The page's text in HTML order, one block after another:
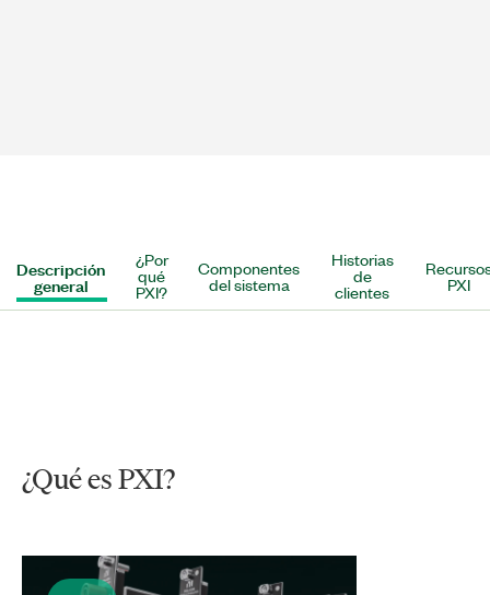
Descripción
general
¿Por
qué
PXI?
Componentes
del sistema
Historias
de
clientes PXI
¿Qué es PXI?